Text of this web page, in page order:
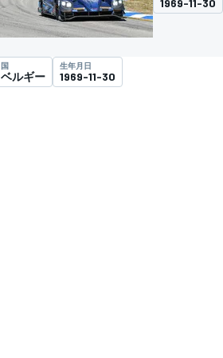
国
ベルギー
生年月日
1969-11-30